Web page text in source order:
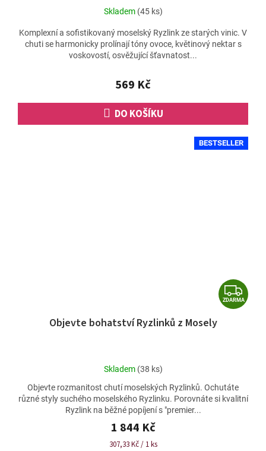
Skladem (45 ks)
569 Kč
DO KOŠÍKU
Komplexní a sofistikovaný moselský Ryzlink ze starých vinic. V
chuti se harmonicky prolínají tóny ovoce, květinový nektar s
voskovostí, osvěžující šťavnatost...
BESTSELLER
Z
D
ZDARMA
Objevte bohatství Ryzlinků z Mosely
Průměrné
produktu
je
5,0
z
5
hvězdiček.
Skladem (38 ks)
1 844 Kč
Měrná
307,33 Kč / 1 ks
Objevte rozmanitost chutí moselských Ryzlinků. Ochutáte
různé styly suchého moselského Ryzlinku. Porovnáte si kvalitní
Ryzlink na běžné popíjení s "premier...